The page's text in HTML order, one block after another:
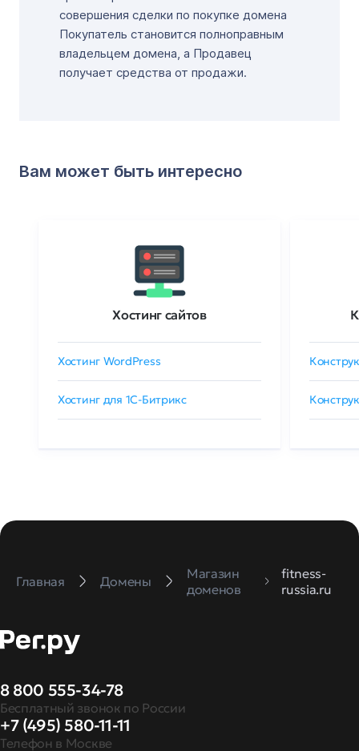
совершения сделки по покупке домена
Покупатель становится полноправным
владельцем домена, а Продавец
получает средства от продажи.
Вам может быть интересно
Хостинг сайтов
Хостинг WordPress
Хостинг для 1C-Битрикс
Главная Домены
Магазин
доменов
fitness-
russia.ru
8 800 555-34-78
Бесплатный звонок по России
+7 (495) 580-11-11
Телефон в Москве